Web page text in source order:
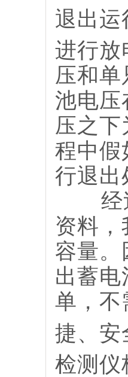
退出运
进行放
压和
池电压
压之
程中假
行退出
经过
资料
容量。
出蓄
单，不
捷、安
检测仪